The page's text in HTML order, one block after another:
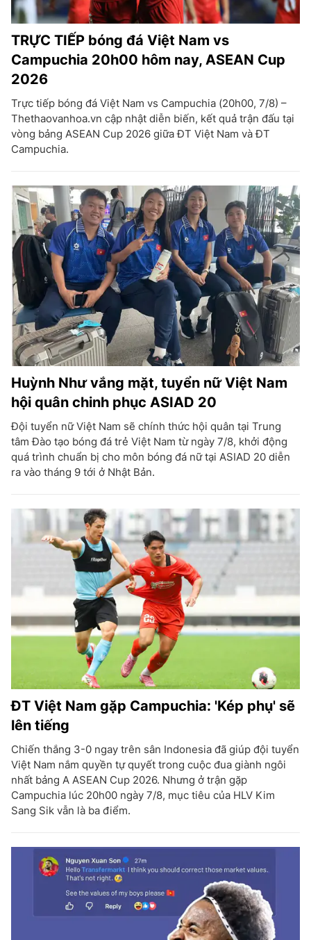
TRỰC TIẾP bóng đá Việt Nam vs
Campuchia 20h00 hôm nay, ASEAN Cup
2026
Trực tiếp bóng đá Việt Nam vs Campuchia (20h00, 7/8) –
Thethaovanhoa.vn cập nhật diễn biến, kết quả trận đấu tại
vòng bảng ASEAN Cup 2026 giữa ĐT Việt Nam và ĐT
Campuchia.
Huỳnh Như vắng mặt, tuyển nữ Việt Nam
hội quân chinh phục ASIAD 20
Đội tuyển nữ Việt Nam sẽ chính thức hội quân tại Trung
tâm Đào tạo bóng đá trẻ Việt Nam từ ngày 7/8, khởi động
quá trình chuẩn bị cho môn bóng đá nữ tại ASIAD 20 diễn
ra vào tháng 9 tới ở Nhật Bản.
ĐT Việt Nam gặp Campuchia: 'Kép phụ' sẽ
lên tiếng
Chiến thắng 3-0 ngay trên sân Indonesia đã giúp đội tuyển
Việt Nam nắm quyền tự quyết trong cuộc đua giành ngôi
nhất bảng A ASEAN Cup 2026. Nhưng ở trận gặp
Campuchia lúc 20h00 ngày 7/8, mục tiêu của HLV Kim
Sang Sik vẫn là ba điểm.